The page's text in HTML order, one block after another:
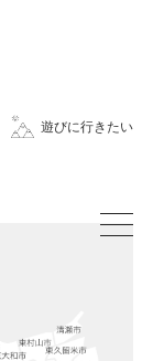
遊びに行きたい